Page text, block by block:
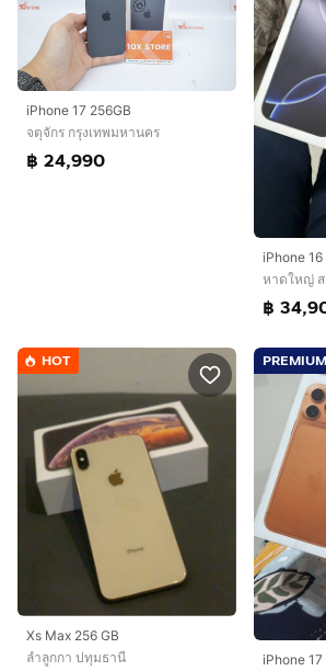
iPhone 17 256GB
จตุจักร กรุงเทพมหานคร
฿ 24,990
หาดใหญ่ ส
฿
HOT
Xs Max 256 GB
ลำลูกกา ปทุมธานี
PREMIUM